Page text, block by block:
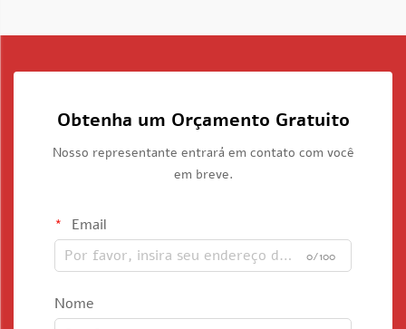
Obtenha um Orçamento Gratuito
Nosso representante entrará em contato com você
em breve.
Email
0/100
Nome